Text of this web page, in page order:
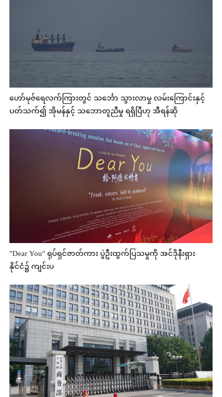
ဟော်မုဇ်ရေလက်ကြားတွင် သင်္ဘော သွားလာမှု လမ်းကြောင်းနှင့်
ပတ်သက်၍ အိုမန်နှင့် သဘောတူညီမှု ရရှိပြီဟု အီရန်ဆို
"Dear You" ရုပ်ရှင်ဇာတ်ကား ပွဲဦးထွက်ပြသမှုကို အင်ဒိုနီးရှား
နိုင်ငံ၌ ကျင်းပ